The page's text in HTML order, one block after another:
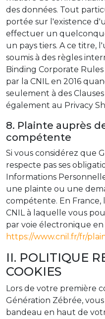
des données. Tout
portée sur l'existence
effectuer un
un pays tiers. A ce titre,
soumis à des règles
Binding Corporate
par la CNIL en 2016
seulement à des
également au Privacy
8. Plainte auprès
compétente
Si vous considérez que
respecte pas ses
Informations
une plainte ou une
compétente. En
CNIL à laquelle vous
par voie électronique
https://www.cnil.fr/fr/
II. POLITIQUE
COOKIES
Lors de votre première
Génération Zébrée,
bandeau en haut de